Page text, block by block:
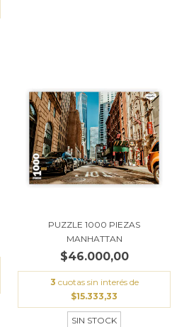
PUZZLE 1000 PIEZAS
MANHATTAN
$46.000,00
3 cuotas sin interés de
$15.333,33
SIN STOCK